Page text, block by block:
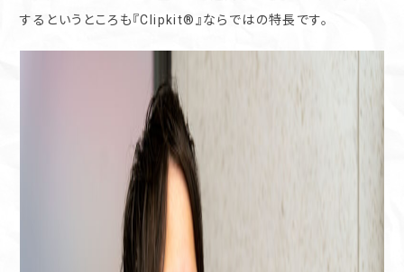
するというところも『Clipkit®︎』ならではの特長です。